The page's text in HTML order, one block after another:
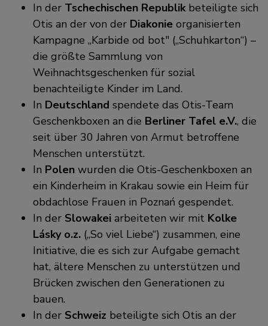
In der Tschechischen Republik beteiligte sich
Otis an der von der Diakonie organisierten
Kampagne „Karbide od bot" („Schuhkarton“) –
die größte Sammlung von
Weihnachtsgeschenken für sozial
benachteiligte Kinder im Land.
In Deutschland spendete das Otis-Team
Geschenkboxen an die Berliner Tafel e.V., die
seit über 30 Jahren von Armut betroffene
Menschen unterstützt.
In Polen wurden die Otis-Geschenkboxen an
ein Kinderheim in Krakau sowie ein Heim für
obdachlose Frauen in Poznań gespendet.
In der Slowakei arbeiteten wir mit Kolke
Lásky o.z. („So viel Liebe“) zusammen, eine
Initiative, die es sich zur Aufgabe gemacht
hat, ältere Menschen zu unterstützen und
Brücken zwischen den Generationen zu
bauen.
In der Schweiz beteiligte sich Otis an der